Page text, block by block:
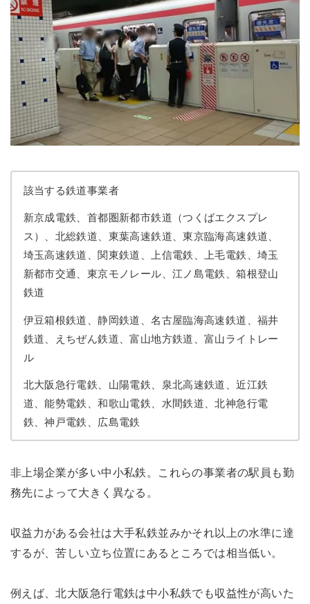
該当する鉄道事業者
新京成電鉄、首都圏新都市鉄道（つくばエクスプレ
ス）、北総鉄道、東葉高速鉄道、東京臨海高速鉄道、
埼玉高速鉄道、関東鉄道、上信電鉄、上毛電鉄、埼玉
新都市交通、東京モノレール、江ノ島電鉄、箱根登山
鉄道
伊豆箱根鉄道、静岡鉄道、名古屋臨海高速鉄道、福井
鉄道、えちぜん鉄道、富山地方鉄道、富山ライトレー
ル
北大阪急行電鉄、山陽電鉄、泉北高速鉄道、近江鉄
道、能勢電鉄、和歌山電鉄、水間鉄道、北神急行電
鉄、神戸電鉄、広島電鉄
非上場企業が多い中小私鉄。これらの事業者の駅員も勤
務先によって大きく異なる。
収益力がある会社は大手私鉄並みかそれ以上の水準に達
するが、苦しい立ち位置にあるところでは相当低い。
例えば、北大阪急行電鉄は中小私鉄でも収益性が高いた